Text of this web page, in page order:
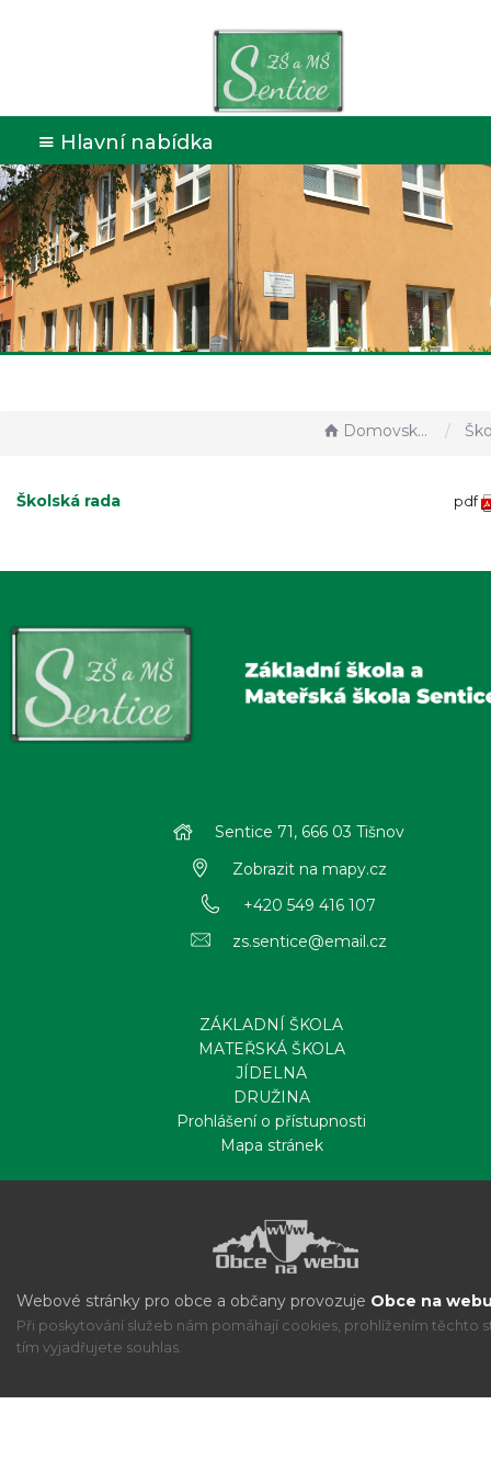
Hlavní nabídka
Domovská stránka
Školská rada pdf
Sentice 71, 666 03 Tišnov
Zobrazit na mapy.cz
+420 549 416 107
zs.sentice@email.cz
ZÁKLADNÍ ŠKOLA
MATEŘSKÁ ŠKOLA
JÍDELNA
DRUŽINA
Prohlášení o přístupnosti
Mapa stránek
Webové stránky pro obce a občany provozuje Obce na
Při poskytování služeb nám pomáhají cookies, prohlížením těchto
tím vyjadřujete souhlas.